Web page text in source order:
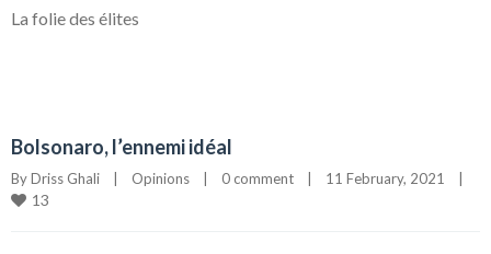
La folie des élites
Bolsonaro, l’ennemi idéal
By Driss Ghali Opinions 0 comment 11 February, 2021
13